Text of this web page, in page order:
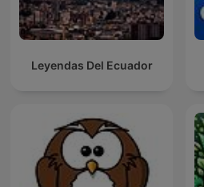
Leyendas Del Ecuador